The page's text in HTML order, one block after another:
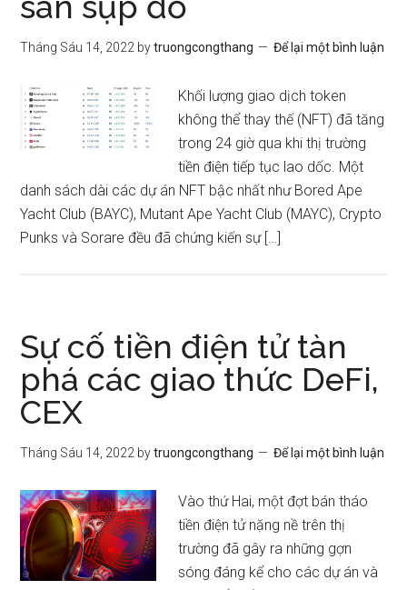
Tháng Sáu 14, 2022 bytruongcongthang Để lại một bình luận
Khối lượng giao dịch token
không thể thay thế (NFT) đã tăng
trong 24 giờ qua khi thị trường
tiền điện tiếp tục lao dốc. Một
danh sách dài các dự án NFT bậc nhất như Bored Ape
Yacht Club (BAYC), Mutant Ape Yacht Club (MAYC), Crypto
Punks và Sorare đều đã chứng kiến ​​sự […]
Sự cố tiền điện tử tàn
phá các giao thức DeFi,
CEX
Tháng Sáu 14, 2022 bytruongcongthang Để lại một bình luận
Vào thứ Hai, một đợt bán tháo
tiền điện tử nặng nề trên thị
trường đã gây ra những gợn
sóng đáng kể cho các dự án và